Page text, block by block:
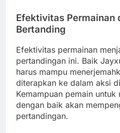
Efektivitas Permainan
Bertanding
Efektivitas permainan
pertandingan ini. Baik
harus mampu
diterapkan ke dalam aksi
Kemampuan pemain untuk
dengan baik akan
pertandingan.